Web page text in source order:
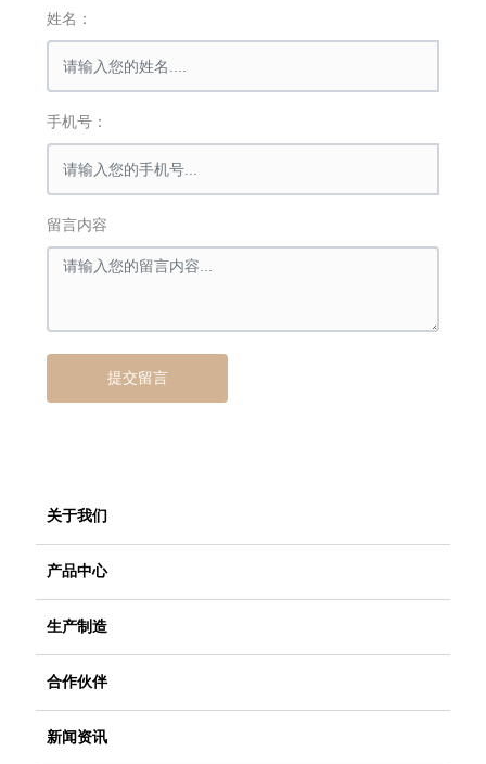
姓名：
手机号：
留言内容
提交留言
关于我们
产品中心
生产制造
合作伙伴
新闻资讯